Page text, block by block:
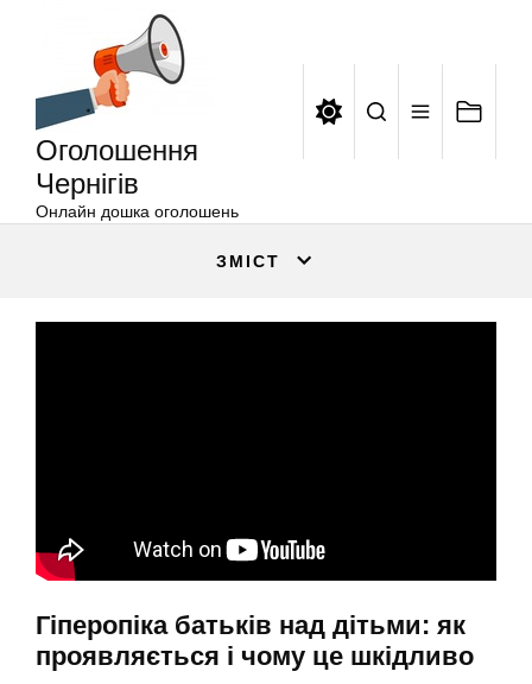
Оголошення
Чернігів
Онлайн дошка оголошень
ЗМІСТ
Гіперопіка батьків над дітьми: як
проявляється і чому це шкідливо